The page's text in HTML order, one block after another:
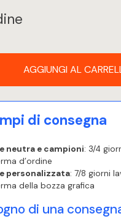
AGGIUNGI AL
di consegna
neutra e campioni: 3/4
d’ordine
personalizzata: 7/8 giorni
della bozza grafica
di una